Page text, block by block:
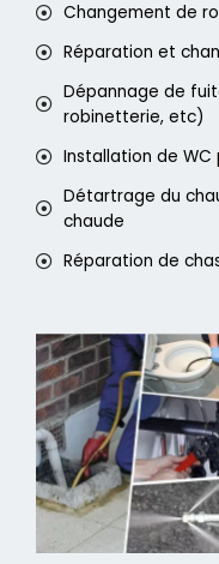
Changement de
Réparation et
Dépannage de
robinetterie, etc)
Installation de WC
Détartrage du
chaude
Réparation de